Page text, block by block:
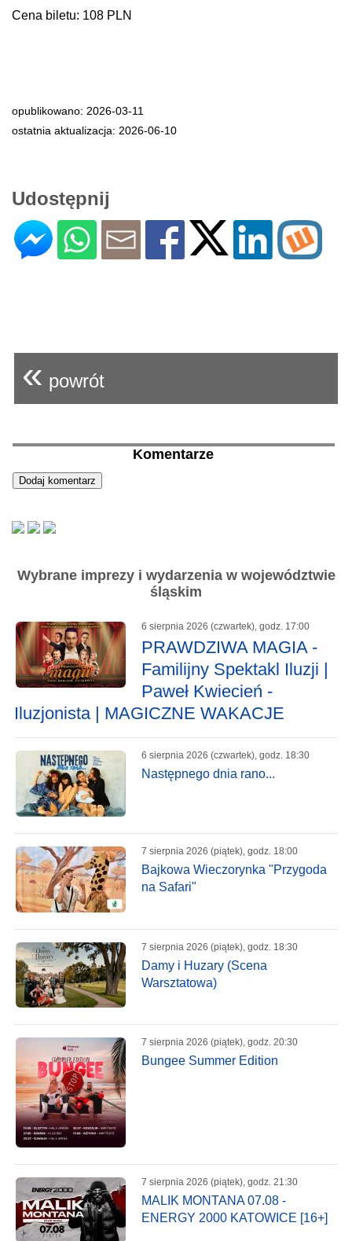
Cena biletu: 108 PLN
opublikowano: 2026-03-11
ostatnia aktualizacja: 2026-06-10
Udostępnij
« powrót
Komentarze
Wybrane imprezy i wydarzenia w województwie
śląskim
6 sierpnia 2026 (czwartek), godz. 17:00
PRAWDZIWA MAGIA -
Familijny Spektakl Iluzji |
Paweł Kwiecień -
Iluzjonista | MAGICZNE WAKACJE
6 sierpnia 2026 (czwartek), godz. 18:30
Następnego dnia rano...
7 sierpnia 2026 (piątek), godz. 18:00
Bajkowa Wieczorynka "Przygoda
na Safari"
7 sierpnia 2026 (piątek), godz. 18:30
Damy i Huzary (Scena
Warsztatowa)
7 sierpnia 2026 (piątek), godz. 20:30
Bungee Summer Edition
7 sierpnia 2026 (piątek), godz. 21:30
MALIK MONTANA 07.08 -
ENERGY 2000 KATOWICE [16+]